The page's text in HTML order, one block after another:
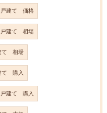
建て 価格
建て 相場
て 相場
て 購入
建て 購入